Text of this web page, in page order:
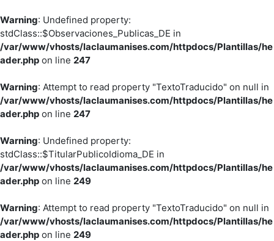
Warning: Undefined property:
stdClass::$Observaciones_Publicas_DE in
/var/www/vhosts/laclaumanises.com/httpdocs/Plantillas/he
ader.php on line 247
Warning: Attempt to read property "TextoTraducido" on null in
/var/www/vhosts/laclaumanises.com/httpdocs/Plantillas/he
ader.php on line 247
Warning: Undefined property:
stdClass::$TitularPublicoIdioma_DE in
/var/www/vhosts/laclaumanises.com/httpdocs/Plantillas/he
ader.php on line 249
Warning: Attempt to read property "TextoTraducido" on null in
/var/www/vhosts/laclaumanises.com/httpdocs/Plantillas/he
ader.php on line 249